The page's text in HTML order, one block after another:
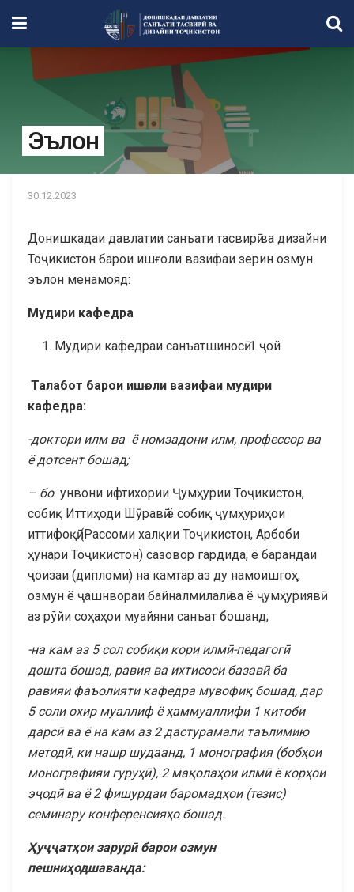
Эълон
30.12.2023
Донишкадаи давлатии санъати тасвирӣ ва дизайни
Тоҷикистон барои ишғоли вазифаи зерин озмун
эълон менамояд:
Мудири кафедра
Мудири кафедраи санъатшиносӣ-1 ҷой
Талабот барои ишғоли вазифаи мудири
кафедра:
-доктори илм ва ё номзадони илм, профессор ва
ё дотсент бошад;
– бо унвони ифтихории Ҷумҳурии Тоҷикистон,
собиқ Иттиҳоди Шӯравӣ ё собиқ ҷумҳуриҳои
иттифоқӣ (Рассоми халқии Тоҷикистон, Арбоби
ҳунари Тоҷикистон) сазовор гардида, ё барандаи
ҷоизаи (дипломи) на камтар аз ду намоишгоҳ,
озмун ё ҷашнвораи байналмилалӣ ва ё ҷумҳуриявӣ
аз рўйи соҳаҳои муайяни санъат бошанд;
-на кам аз 5 сол собиқи кори илмӣ-педагогӣ
дошта бошад, равия ва ихтисоси базавӣ ба
равияи фаъолияти кафедра мувофиқ бошад, дар
5 соли охир муаллиф ё ҳаммуаллифи 1 китоби
дарсӣ ва ё на кам аз 2 дастурамали таълимию
методӣ, ки нашр шудаанд, 1 монография (бобҳои
монографияи гуруҳӣ), 2 мақолаҳои илмӣ ё корҳои
эҷодӣ ва ё 2 фишурдаи баромадҳои (тезис)
семинару конференсияҳо бошад.
Ҳуҷҷатҳои зарурӣ барои озмун
пешниҳодшаванда: